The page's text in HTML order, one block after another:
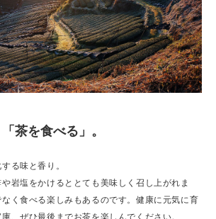
茶を食べる」。
る味と香り。
岩塩をかけるととても美味しく召し上がれま
く食べる楽しみもあるのです。健康に元気に育
、ぜひ最後までお茶を楽しんでください。